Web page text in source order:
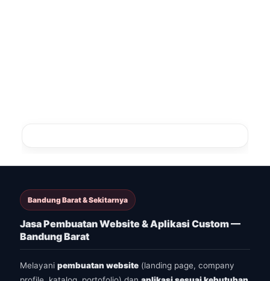
Bandung Barat & Sekitarnya
Jasa Pembuatan Website & Aplikasi Custom —
Bandung Barat
Melayani pembuatan website (landing page, company